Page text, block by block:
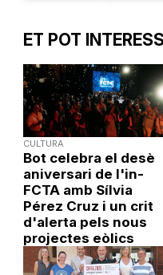
ET POT
CULTURA
Bot celebra el desè
aniversari de l'in-
FCTA amb Sílvia
Pérez Cruz i un crit
d'alerta pels nous
projectes eòlics